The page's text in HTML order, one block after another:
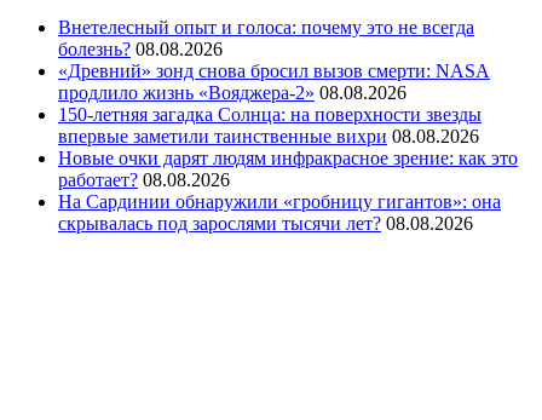
Внетелесный опыт и голоса: почему это не всегда
болезнь? 08.08.2026
«Древний» зонд снова бросил вызов смерти: NASA
продлило жизнь «Вояджера-2» 08.08.2026
150-летняя загадка Солнца: на поверхности звезды
впервые заметили таинственные вихри 08.08.2026
Новые очки дарят людям инфракрасное зрение: как это
работает? 08.08.2026
На Сардинии обнаружили «гробницу гигантов»: она
скрывалась под зарослями тысячи лет? 08.08.2026